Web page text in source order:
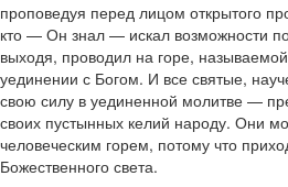
проповедуя перед лицом открытого
кто — Он знал — искал возможности
выходя, проводил на горе,
уединении с Богом. И все святые,
свою силу в уединенной молитве —
своих пустынных келий народу. Они
человеческим горем, потому что
Божественного света.